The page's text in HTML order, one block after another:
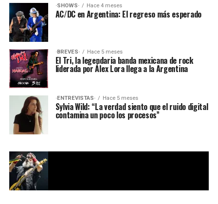
·SHOWS· Hace 4 meses
AC/DC en Argentina: El regreso más esperado
·BREVES· Hace 5 meses
El Tri, la legendaria banda mexicana de rock
liderada por Álex Lora llega a la Argentina
·ENTREVISTAS· Hace 5 meses
Sylvia Wild: “La verdad siento que el ruido digital
contamina un poco los procesos”